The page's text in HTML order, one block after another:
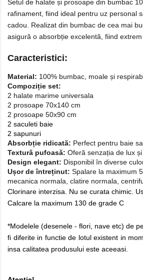
Setul de halate și prosoape din bumbac
rafinament, fiind ideal pentru uz personal
cadou. Realizat din bumbac de cea mai
asigură o absorbție excelentă, fiind
Caracteristici:
Material: 100% bumbac, moale și
Compoziție set:
2 halate marime universala
2 prosoape 70x140 cm
2 prosoape 50x90 cm
2 saculeti baie
2 sapunuri
Absorbție ridicată: Perfect pentru baie
Textură pufoasă: Oferă senzația de lux
Design elegant: Disponibil în diverse
Ușor de întreținut: Spalare la maximum
mecanica normala, clatire normala,
Clorinare interzisa. Nu se curata chimic.
Calcare la maximum 130 de grade C
*Modelele (desenele - flori, nave etc) de
fi diferite in functie de lotul existent in
insa calitatea produsului este aceeasi.